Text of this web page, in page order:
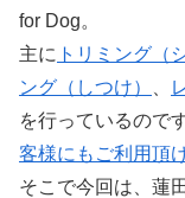
for Dog。
主に トリミング（
ング（しつけ）
を行っているので
客様にもご利用頂
そこで今回は、蓮